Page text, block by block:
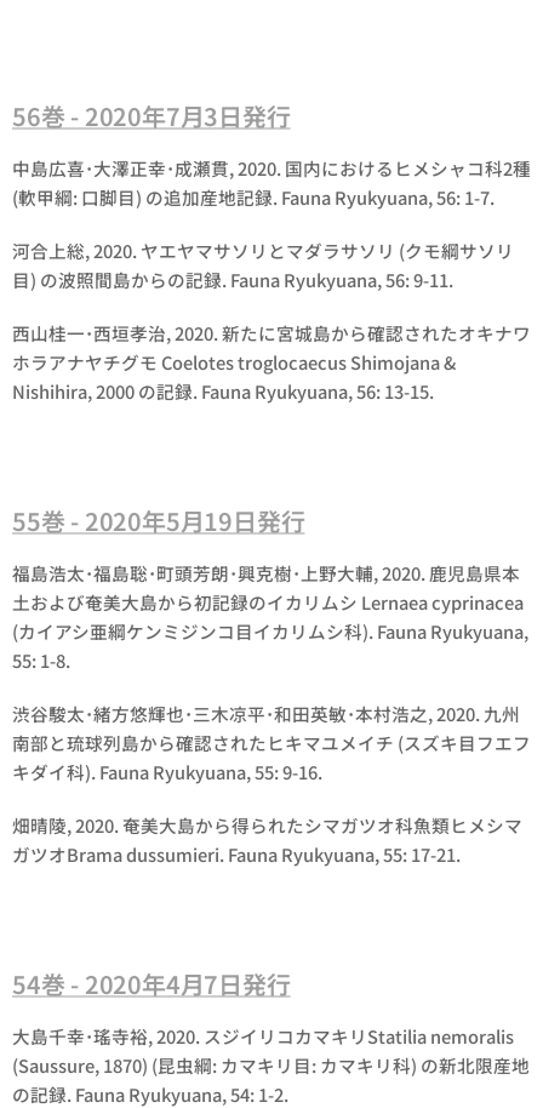
56巻 - 2020年7月3日発行
中島広喜･大澤正幸･成瀬貫, 2020. 国内におけるヒメシャコ科2種
(軟甲綱: 口脚目) の追加産地記録. Fauna Ryukyuana, 56: 1-7.
河合上総, 2020. ヤエヤマサソリとマダラサソリ (クモ綱サソリ
目) の波照間島からの記録. Fauna Ryukyuana, 56: 9-11.
西山桂一･西垣孝治, 2020. 新たに宮城島から確認されたオキナワ
ホラアナヤチグモ Coelotes troglocaecus Shimojana &
Nishihira, 2000 の記録. Fauna Ryukyuana, 56: 13-15.
55巻 - 2020年5月19日発行
福島浩太･福島聡･町頭芳朗･興克樹･上野大輔, 2020. 鹿児島県本
土および奄美大島から初記録のイカリムシ Lernaea cyprinacea
(カイアシ亜綱ケンミジンコ目イカリムシ科). Fauna Ryukyuana,
55: 1-8.
渋谷駿太･緒方悠輝也･三木凉平･和田英敏･本村浩之, 2020. 九州
南部と琉球列島から確認されたヒキマユメイチ (スズキ目フエフ
キダイ科). Fauna Ryukyuana, 55: 9-16.
畑晴陵, 2020. 奄美大島から得られたシマガツオ科魚類ヒメシマ
ガツオBrama dussumieri. Fauna Ryukyuana, 55: 17-21.
54巻 - 2020年4月7日発行
大島千幸･瑤寺裕, 2020. スジイリコカマキリStatilia nemoralis
(Saussure, 1870) (昆虫綱: カマキリ目: カマキリ科) の新北限産地
の記録. Fauna Ryukyuana, 54: 1-2.